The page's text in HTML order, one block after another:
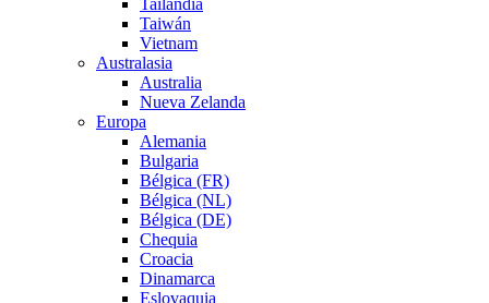
Tailandia
Taiwán
Vietnam
Australasia
Australia
Nueva Zelanda
Europa
Alemania
Bulgaria
Bélgica (FR)
Bélgica (NL)
Bélgica (DE)
Chequia
Croacia
Dinamarca
Eslovaquia